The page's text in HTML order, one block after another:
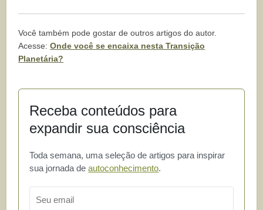
Você também pode gostar de outros artigos do autor.
Acesse:Onde você se encaixa nesta Transição
Planetária?
Receba conteúdos para
expandir sua consciência
Toda semana, uma seleção de artigos para inspirar
sua jornada deautoconhecimento.